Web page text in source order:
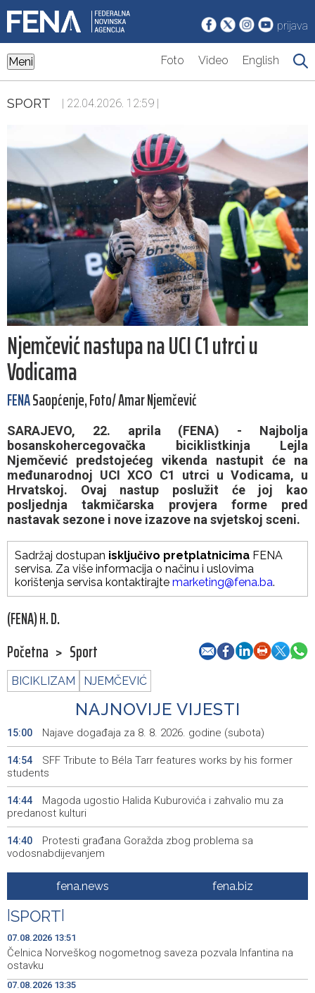
prijava
Meni Foto Video English
SPORT | 22.04.2026. 12:59 |
Njemčević nastupa na UCI C1 utrci u
Vodicama
FENASaopćenje, Foto/ Amar Njemčević
SARAJEVO, 22. aprila (FENA) - Najbolja
bosanskohercegovačka biciklistkinja Lejla
Njemčević predstojećeg vikenda nastupit će na
međunarodnoj UCI XCO C1 utrci u Vodicama, u
Hrvatskoj. Ovaj nastup poslužit će joj kao
posljednja takmičarska provjera forme pred
nastavak sezone i nove izazove na svjetskoj sceni.
Sadržaj dostupan isključivo pretplatnicima FENA
servisa. Za više informacija o načinu i uslovima
korištenja servisa kontaktirajte marketing@fena.ba.
(FENA) H. D.
Početna > Sport
BICIKLIZAM NJEMČEVIĆ
NAJNOVIJE VIJESTI
15:00 Najave događaja za 8. 8. 2026. godine (subota)
14:54
SFF Tribute to Béla Tarr features works by his former
students
14:44
Magoda ugostio Halida Kuburovića i zahvalio mu za
predanost kulturi
14:40
Protesti građana Goražda zbog problema sa
vodosnabdijevanjem
Za projekte održivog povratka iz budžeta BPK Goražde
izdvojeno 136.500 KM
14:38
Saudijska Arabija, Turska i Pakistan potpisali sporazum o
zajedničkoj odbrani
14:37
Rozić: Prolonged droughts and low water levels
fena.news fena.biz
SPORT
07.08.2026 13:51
Čelnica Norveškog nogometnog saveza pozvala Infantina na
ostavku
07.08.2026 13:35